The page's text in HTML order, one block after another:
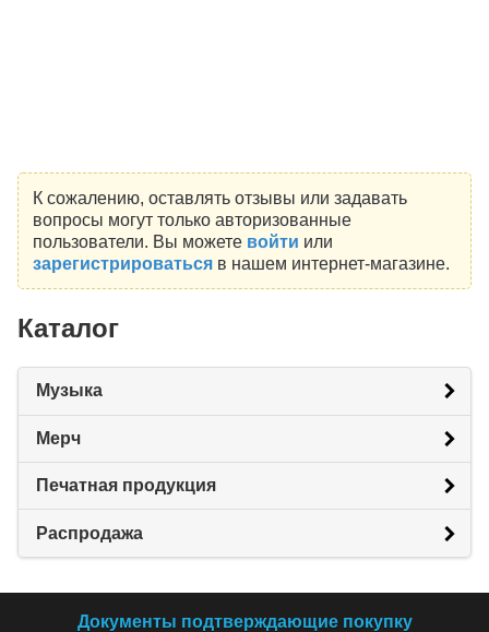
К сожалению, оставлять отзывы или задавать
вопросы могут только авторизованные
пользователи. Вы можете войти или
зарегистрироватьсяв нашем интернет-магазине.
Каталог
Музыка
Мерч
Печатная продукция
Распродажа
Документы подтверждающие покупку